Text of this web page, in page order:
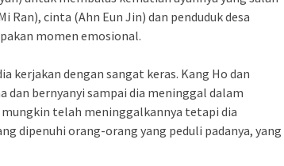
Ran), cinta (Ahn Eun Jin) dan penduduk desa
momen emosional.
kerjakan dengan sangat keras. Kang Ho dan
dan bernyanyi sampai dia meninggal dalam
telah meninggalkannya tetapi dia
dipenuhi orang-orang yang peduli padanya, yang